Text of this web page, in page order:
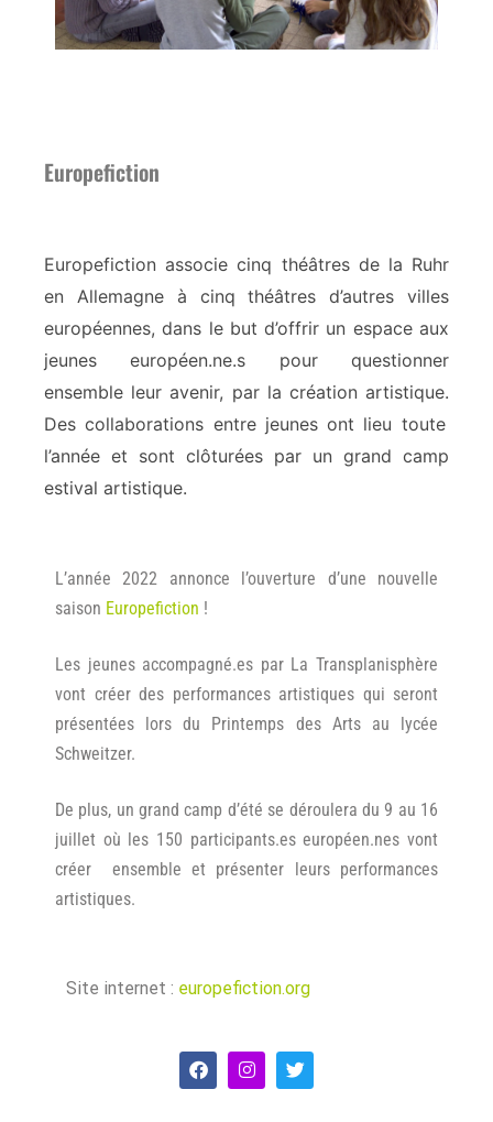
Europefiction
Europefiction associe cinq théâtres de la Ruhr
en Allemagne à cinq théâtres d’autres villes
européennes, dans le but d’offrir un espaceaux
jeunes européen.ne.s pour questionner
ensemble leur avenir, par la création artistique.
Des collaborations entre jeunes ont lieu toute
l’année et sont clôturées par un grand camp
estival artistique.
L’année 2022 annonce l’ouverture d’une nouvelle
saison Europefiction !
Les jeunes accompagné.es par La Transplanisphère
vont créer des performances artistiques qui seront
présentées lors du Printemps des Arts au lycée
Schweitzer.
De plus, un grand camp d’été se déroulera du 9 au 16
juillet où les 150 participants.es européen.nes vont
créer ensemble et présenter leurs performances
artistiques.
Site internet : europefiction.org